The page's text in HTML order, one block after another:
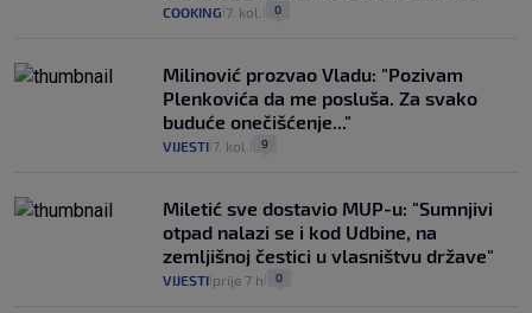
COOKING 7. kol. 0
Milinović prozvao Vladu: "Pozivam
Plenkovića da me posluša. Za svako
buduće onečišćenje..."
VIJESTI 7. kol. 9
Miletić sve dostavio MUP-u: "Sumnjivi
otpad nalazi se i kod Udbine, na
zemljišnoj čestici u vlasništvu države"
VIJESTI prije 7 h 0